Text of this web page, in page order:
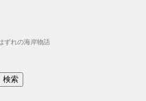
検索